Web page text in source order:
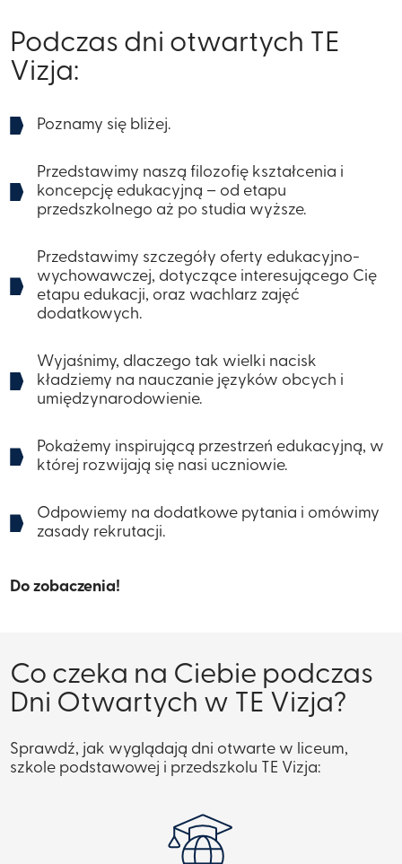
Podczas dni otwartych TE
Vizja:
Poznamy się bliżej.
​​Przedstawimy naszą filozofię kształcenia i
koncepcję edukacyjną – od etapu
przedszkolnego aż po studia wyższe.​​
Przedstawimy szczegóły oferty edukacyjno-
wychowawczej, dotyczące interesującego Cię
etapu edukacji, oraz wachlarz zajęć
dodatkowych.
​​Wyjaśnimy, dlaczego tak wielki nacisk
kładziemy na nauczanie języków obcych i
umiędzynarodowienie.
Pokażemy inspirującą przestrzeń edukacyjną, w
której rozwijają się nasi uczniowie.
Odpowiemy na dodatkowe pytania i omówimy
zasady rekrutacji.
​​Do zobaczenia!
Co czeka na Ciebie podczas
Dni Otwartych w TE Vizja?
Sprawdź, jak wyglądają dni otwarte w liceum,
szkole podstawowej i przedszkolu TE Vizja: